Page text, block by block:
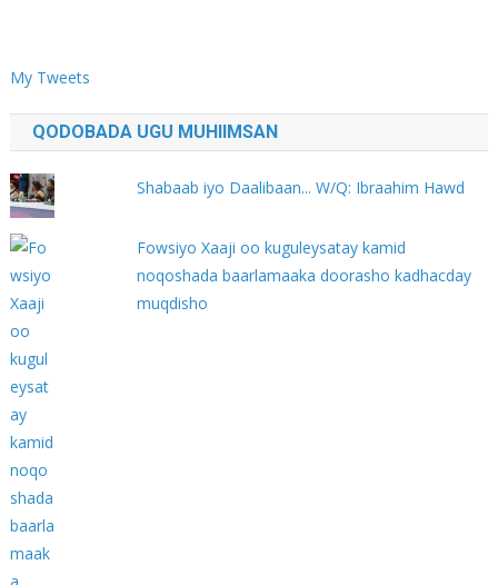
My Tweets
QODOBADA UGU MUHIIMSAN
Shabaab iyo Daalibaan... W/Q: Ibraahim Hawd
Fowsiyo Xaaji oo kuguleysatay kamid
noqoshada baarlamaaka doorasho kadhacday
muqdisho